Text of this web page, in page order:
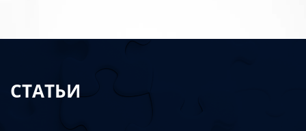
СТАТЬИ